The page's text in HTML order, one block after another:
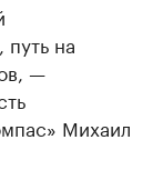
на
—
Михаил